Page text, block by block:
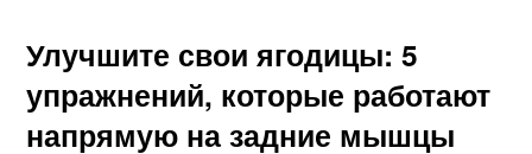
Улучшите свои ягодицы: 5
упражнений, которые работают
напрямую на задние мышцы